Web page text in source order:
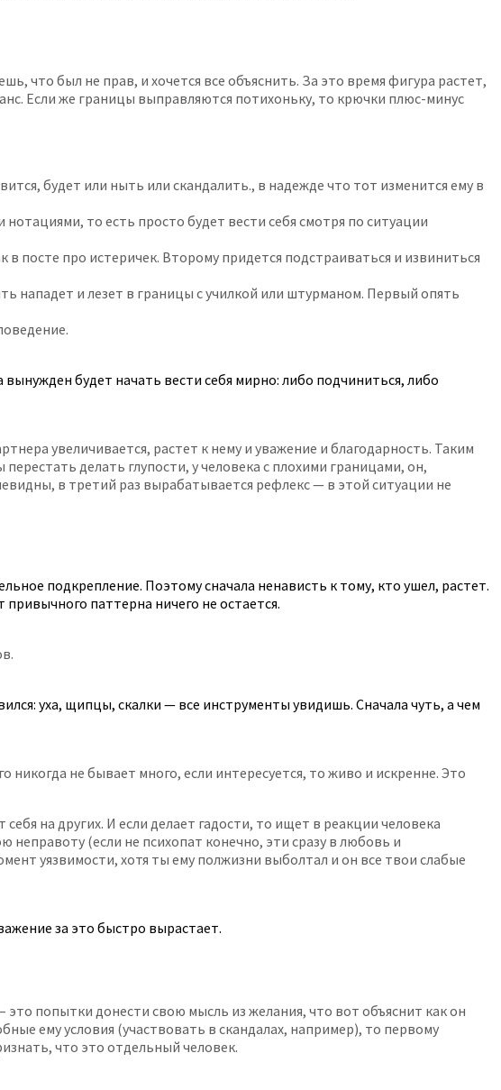
что был не прав, и хочется все объяснить. За это время фигура растет,
Если же границы выправляются потихоньку, то крючки плюс-минус
будет или ныть или скандалить., в надежде что тот изменится ему в
то есть просто будет вести себя смотря по ситуации
посте про истеричек. Второму придется подстраиваться и извиниться
нападет и лезет в границы с училкой или штурманом. Первый опять
будет начать вести себя мирно: либо подчиниться, либо
увеличивается, растет к нему и уважение и благодарность. Таким
делать глупости, у человека с плохими границами, он,
в третий раз вырабатывается рефлекс — в этой ситуации не
подкрепление. Поэтому сначала ненависть к тому, кто ушел, растет.
паттерна ничего не остается.
уха, щипцы, скалки — все инструменты увидишь. Сначала чуть, а чем
никогда не бывает много, если интересуется, то живо и искренне. Это
на других. И если делает гадости, то ищет в реакции человека
неправоту (если не психопат конечно, эти сразу в любовь и
уязвимости, хотя ты ему полжизни выболтал и он все твои слабые
за это быстро вырастает.
это попытки донести свою мысль из желания, что вот объяснит как он
ему условия (участвовать в скандалах, например), то первому
что это отдельный человек.